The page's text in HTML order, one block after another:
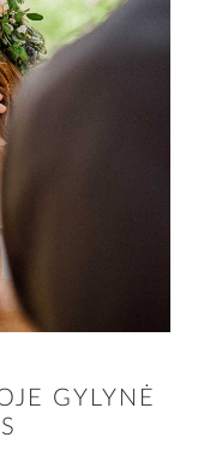
GYLYNĖ